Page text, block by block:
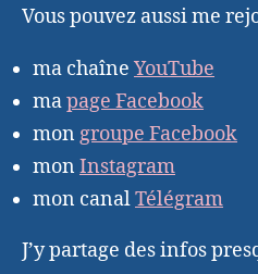
Vous pouvez aussi me
ma chaîne YouTube
mapage Facebook
mon groupe Facebook
mon Instagram
mon canalTélégram
J’y partage des infos